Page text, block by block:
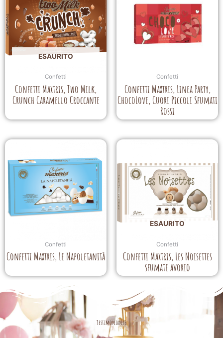
ESAURITO
Confetti
Confetti Maxtris, Two Milk,
Crunch Caramello Croccante
Confetti
Confetti Maxtris, Linea Party,
ChocoLove, Cuori Piccoli Sfumati
Rossi
Confetti
Confetti Maxtris, Le Napoletanità
ESAURITO
Confetti
Confetti Maxtris, Les Noisettes
sfumate avorio
Testimonianze